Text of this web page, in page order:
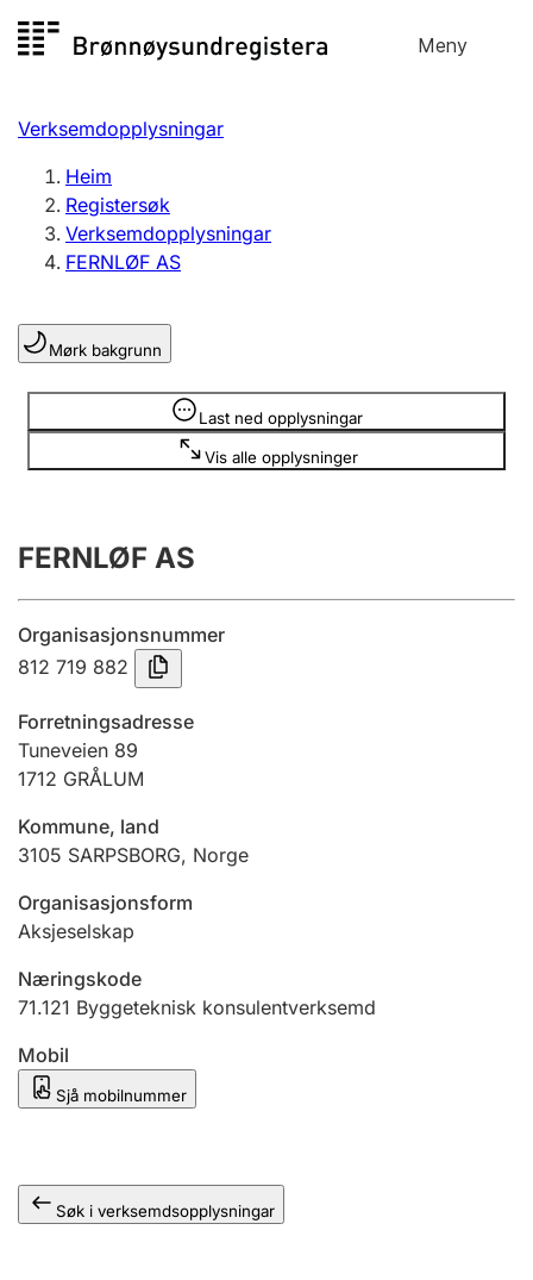
til
Meny
Registersøk
Aksjeselskap
Enkeltpersonføretak
Registrere, endre, slette
Lag og foreining
Registrere, endre, slette
Årsrekneskap
Innsending og forseinkingsgebyr
Tinglysing
Jeger
Ektepaktrettleiaren
Andre tema
Verksemdopplysningar
Heim
Registersøk
Verksemdopplysningar
FERNLØF AS
Mørk bakgrunn
Last ned opplysningar
Vis alle opplysninger
Opplysninger er skjult
FERNLØF AS
Organisasjonsnummer
812 719 882
Forretningsadresse
Tuneveien 89
1712 GRÅLUM
Kommune, land
3105 SARPSBORG, Norge
Organisasjonsform
Aksjeselskap
Næringskode
71.121 Byggeteknisk konsulentverksemd
Mobil
Sjå mobilnummer
Søk i verksemdsopplysningar